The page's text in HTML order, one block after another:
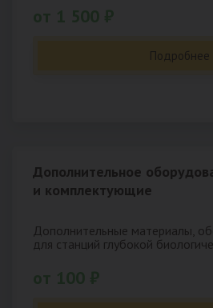
Подробнее
Дополнительное
и комплектующие
Дополнительные материалы,
для станций глубокой